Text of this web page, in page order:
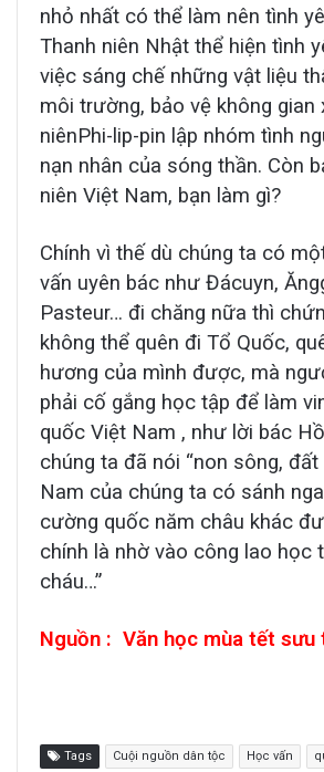
nhỏ nhất có thể làm nên tình
Thanh niên Nhật thể hiện tình
việc sáng chế những vật liệu
môi trường, bảo vệ không gian
niênPhi-lip-pin lập nhóm tình
nạn nhân của sóng thần. Còn
niên Việt Nam, bạn làm gì?
Chính vì thế dù chúng ta có
vấn uyên bác như Đácuyn,
Pasteur… đi chăng nữa thì
không thể quên đi Tổ Quốc,
hương của mình được, mà
phải cố gắng học tập để làm
quốc Việt Nam , như lời bác
chúng ta đã nói “non sông,
Nam của chúng ta có sánh
cường quốc năm châu khác
chính là nhờ vào công lao học
cháu…”
Nguồn : Văn học mùa tết sưu
Tags Cuội nguồn dân tộc Học vấn